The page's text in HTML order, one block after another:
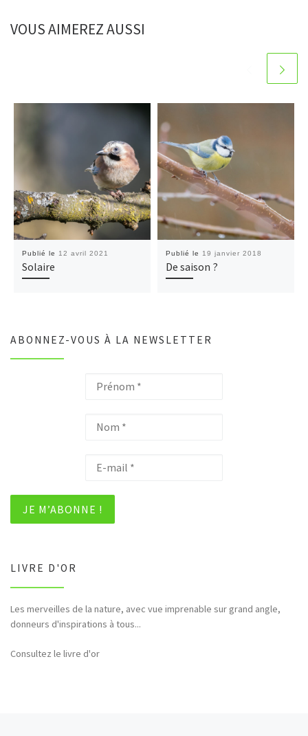
VOUS AIMEREZ AUSSI
Publié le 12 avril 2021
Solaire
Publié le 19 janvier 2018
De saison ?
ABONNEZ-VOUS À LA NEWSLETTER
LIVRE D'OR
Les merveilles de la nature, avec vue imprenable sur grand angle,
donneurs d'inspirations à tous...
Bonjour et merci pour tous ces hommages rendus à la nature (faune,
flore,etc...)
Consultez le livre d'or